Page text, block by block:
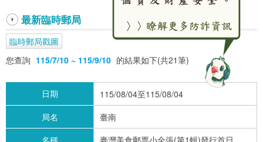
最新臨時郵局
臨時郵局戳圖
您查詢 115/7/10 ~ 115/9/10 的結果如下(共21筆)
日期
115/08/04至115/08/04
局名
臺南
名稱
臺灣美食郵票小全張(第1輯)發行首日